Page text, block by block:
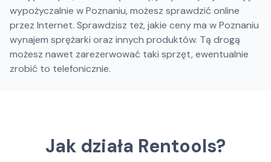
wypożyczalnie w Poznaniu, możesz sprawdzić online
przez Internet. Sprawdzisz też, jakie ceny ma w Poznaniu
wynajem sprężarki oraz innych produktów. Tą drogą
możesz nawet zarezerwować taki sprzęt, ewentualnie
zrobić to telefonicznie.
Jak działa Rentools?